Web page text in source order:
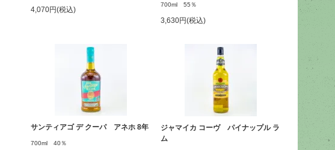
4,070円(税込)
700ml 55％
3,630円(税込)
サンティアゴ デ クーパ アネホ 8年
700ml 40％
ジャマイカ コーヴ パイナップル ラ
ム